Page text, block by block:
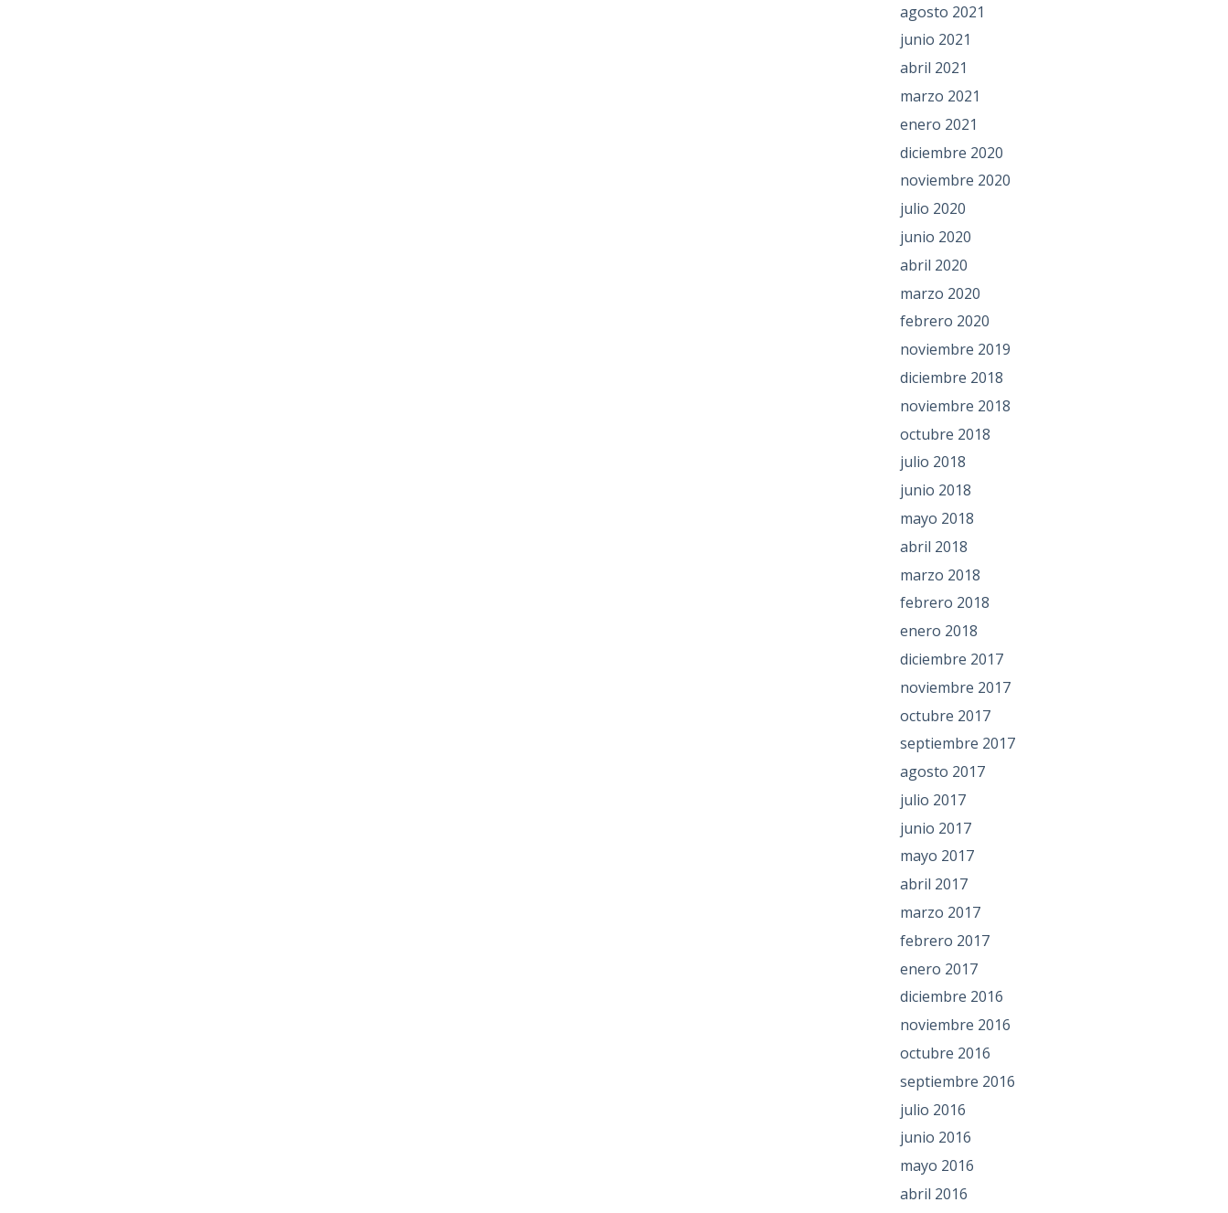
agosto 2021
junio 2021
abril 2021
marzo 2021
enero 2021
diciembre 2020
noviembre 2020
julio 2020
junio 2020
abril 2020
marzo 2020
febrero 2020
noviembre 2019
diciembre 2018
noviembre 2018
octubre 2018
julio 2018
junio 2018
mayo 2018
abril 2018
marzo 2018
febrero 2018
enero 2018
diciembre 2017
noviembre 2017
octubre 2017
septiembre 2017
agosto 2017
julio 2017
junio 2017
mayo 2017
abril 2017
marzo 2017
febrero 2017
enero 2017
diciembre 2016
noviembre 2016
octubre 2016
septiembre 2016
julio 2016
junio 2016
mayo 2016
abril 2016